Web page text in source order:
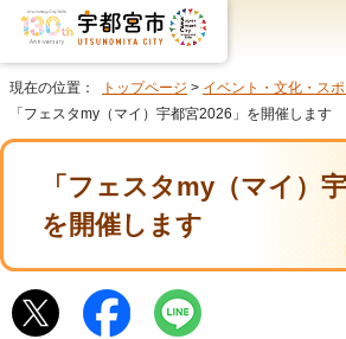
現在の位置： トップページ > イベント・文化・ス
「フェスタmy（マイ）宇都宮2026」を開催します
「フェスタmy（マイ）
を開催します